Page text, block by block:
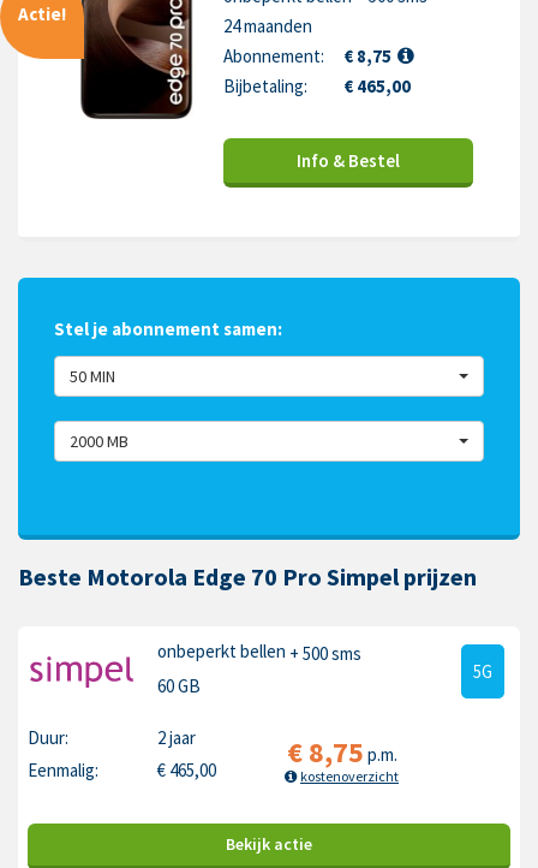
Actie!
24 maanden
Abonnement:
€ 8,75
Bijbetaling:
€ 465,00
Info & Bestel
Stel je abonnement samen:
50 MIN
2000 MB
Beste Motorola Edge 70 Pro Simpel prijzen
onbeperkt bellen + 500 sms
60 GB
5G
Duur:
2 jaar
Eenmalig:
€ 465,00 €8,75 p.m.
kostenoverzicht
Bekijk actie